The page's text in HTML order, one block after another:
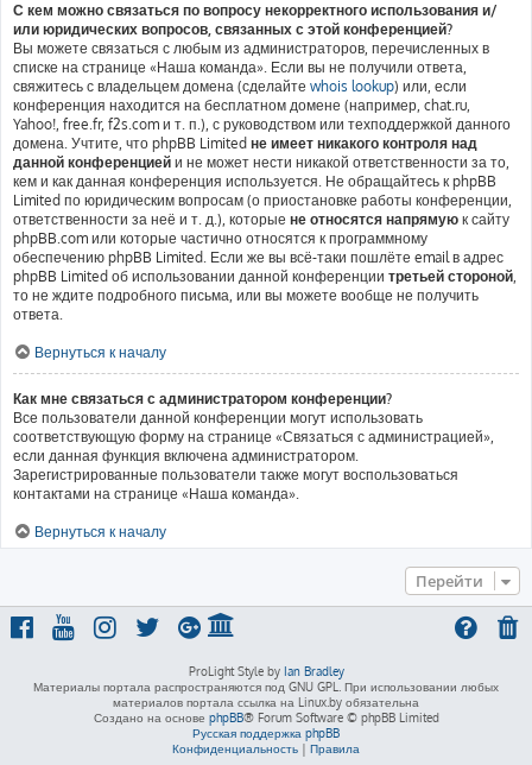
С кем можно связаться по вопросу некорректного использования и/
или юридических вопросов, связанных с этой конференцией?
Вы можете связаться с любым из администраторов, перечисленных в
списке на странице «Наша команда». Если вы не получили ответа,
свяжитесь с владельцем домена (сделайте whois lookup) или, если
конференция находится на бесплатном домене (например, chat.ru,
Yahoo!, free.fr, f2s.com и т. п.), с руководством или техподдержкой данного
домена. Учтите, что phpBB Limited не имеет никакого контроля над
данной конференцией и не может нести никакой ответственности за то,
кем и как данная конференция используется. Не обращайтесь к phpBB
Limited по юридическим вопросам (о приостановке работы конференции,
ответственности за неё и т. д.), которые не относятся напрямую к сайту
phpBB.com или которые частично относятся к программному
обеспечению phpBB Limited. Если же вы всё-таки пошлёте email в адрес
phpBB Limited об использовании данной конференции третьей стороной,
то не ждите подробного письма, или вы можете вообще не получить
ответа.
Вернуться к началу
Как мне связаться с администратором конференции?
Все пользователи данной конференции могут использовать
соответствующую форму на странице «Связаться с администрацией»,
если данная функция включена администратором.
Зарегистрированные пользователи также могут воспользоваться
контактами на странице «Наша команда».
Вернуться к началу
Перейти
ProLight Style by Ian Bradley
Материалы портала распространяются под GNU GPL. При использовании любых
материалов портала ссылка на Linux.by обязательна
Создано на основе phpBB® Forum Software © phpBB Limited
Русская поддержка phpBB
Конфиденциальность | Правила